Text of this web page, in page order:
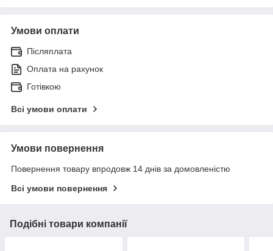
Умови оплати
Післяплата
Оплата на рахунок
Готівкою
Всі умови оплати
Умови повернення
Повернення товару впродовж 14 днів за домовленістю
Всі умови повернення
Подібні товари компанії